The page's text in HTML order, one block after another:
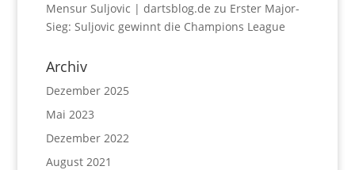
Mensur Suljovic | dartsblog.de zu Erster Major-
Sieg: Suljovic gewinnt die Champions League
Archiv
Dezember 2025
Mai 2023
Dezember 2022
August 2021